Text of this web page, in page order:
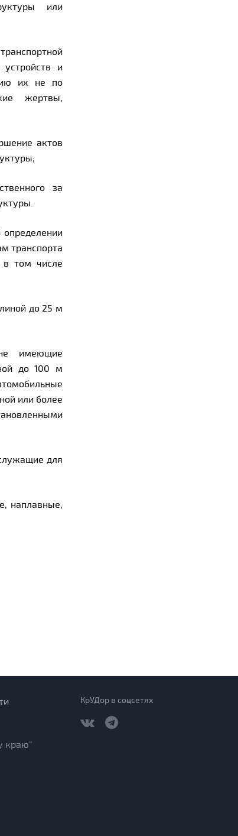
или
и
их не по
жертвы,
актов
за
транспорта
в том числе
до 25 м
имеющие
до 100 м
или более
для
наплавные,
КрУДор в соцсетях
краю"